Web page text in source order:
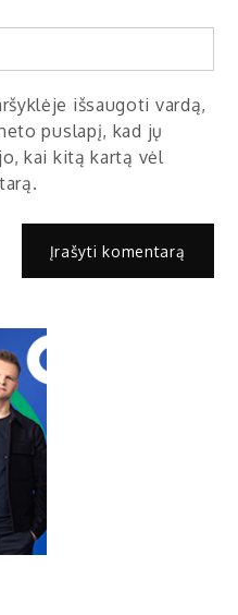
išsaugoti vardą,
puslapį, kad jų
kai kitą kartą vėl